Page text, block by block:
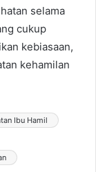
selama
cukup
kebiasaan,
kehamilan
Ibu Hamil